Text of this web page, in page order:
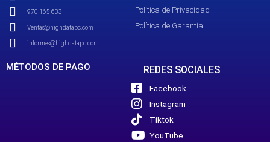
970 165 633
Ventas@highdatapc.com
informes@highdatapc.com
Política de Privacidad
Política de Garantía
MÉTODOS DE PAGO REDES SOCIALES
Facebook
Instagram
Tiktok
YouTube